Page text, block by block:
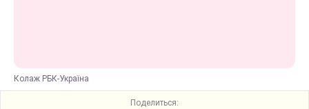
Колаж РБК-Україна
Поделиться: